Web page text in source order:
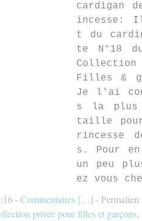
cardigan
incesse:
t du
te N°18
Filles &
Je l'ai
s la plus
taille
rincesse
s. Pour
un peu
ez vous
-Commentaires […] - Permalien
privée pour filles et garçons,